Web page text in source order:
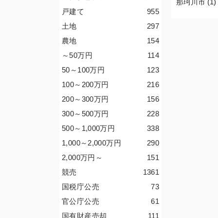
955
戸建て
297
土地
154
農地
114
～50万円
123
50～100万円
216
100～200万円
156
200～300万円
228
300～500万円
338
500～1,000万円
290
1,000～2,000万円
151
2,000万円 ～
1361
競売
73
国税庁公売
61
官公庁公売
111
国有財産売却